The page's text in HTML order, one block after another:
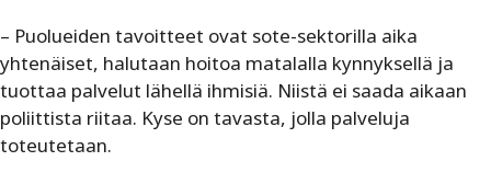
– Puolueiden tavoitteet ovat sote-sektorilla aika
yhtenäiset, halutaan hoitoa matalalla kynnyksellä ja
tuottaa palvelut lähellä ihmisiä. Niistä ei saada aikaan
poliittista riitaa. Kyse on tavasta, jolla palveluja
toteutetaan.